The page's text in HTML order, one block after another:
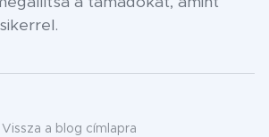
Vissza a blog címlapra